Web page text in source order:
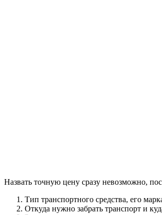
Назвать точную цену сразу невозможно,
Тип транспортного средства, его
Откуда нужно забрать транспорт и